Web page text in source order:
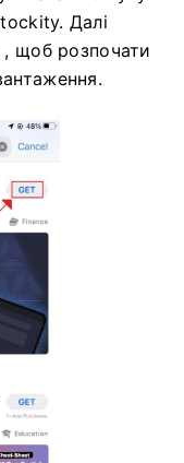
Далі
, щоб розпочати